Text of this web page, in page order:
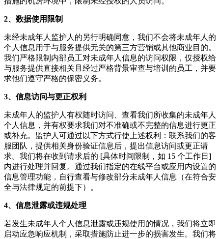
2、数据使用限制
未经未成年人监护人的另行明确同意，我们不会将未成年人的
个人信息用于与服务提供无关的第三方营销或其他商业目的。
我们严格限制内部员工对未成年人信息的访问权限，仅授权给
与服务提供直接相关且经过严格背景审查与培训的员工，并要
求他们遵守严格的保密义务。
3、信息访问与更正权利
未成年人的监护人有权随时访问、查看我们所收集的未成年人
个人信息，并有权要求我们对不准确或不完整的信息进行更正
或补充。监护人可通过以下方式行使上述权利：联系我们的客
服团队，提供相关身份验证信息后，提出信息访问或更正请
求。我们将在收到请求后的 [具体时间限制，如 15 个工作日]
内进行处理并回复。通过我们指定的在线平台或应用内设置的
信息管理功能，自行查看与修改部分未成年人信息（在符合安
全与法律规定的前提下）。
4、信息泄露或违规处理
若发生未成年人个人信息泄露或违规使用的情况，我们将立即
启动应急响应机制，采取措施防止进一步的损害发生。我们将